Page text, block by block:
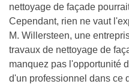
nettoyage de façade
Cependant, rien ne vaut
M. Willersteen, une
travaux de nettoyage de
manquez pas l'opportunité
d'un professionnel dans ce